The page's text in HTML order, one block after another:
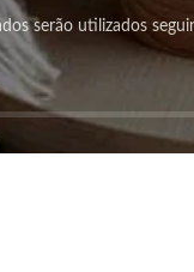
serão utilizados